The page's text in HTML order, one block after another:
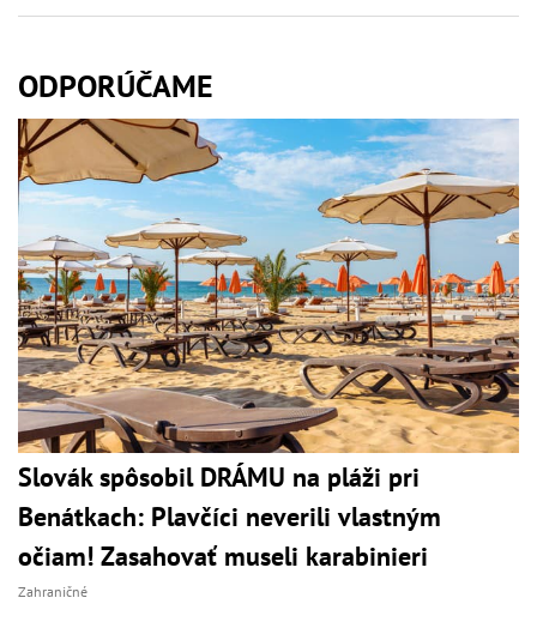
ODPORÚČAME
Slovák spôsobil DRÁMU na pláži pri
Benátkach: Plavčíci neverili vlastným
očiam! Zasahovať museli karabinieri
Zahraničné